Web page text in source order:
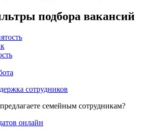
подбора вакансий
сотрудников
семейным сотрудникам?
онлайн